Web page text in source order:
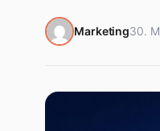
Marketing30.